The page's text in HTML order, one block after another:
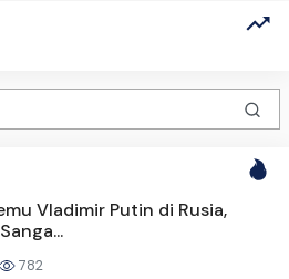
Vladimir Putin di Rusia,
782